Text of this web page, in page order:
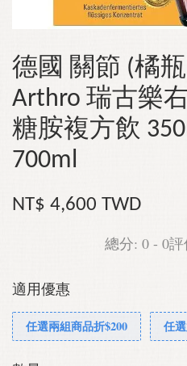
德國 關節 (橘瓶
Arthro 瑞古樂
糖胺複方飲
700ml
NT$ 4,600 TWD
總分: 0 - 0評
適用優惠
任選兩組商品折$200 任